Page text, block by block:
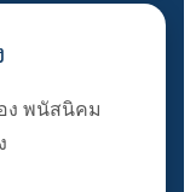
ง พนัสนิคม